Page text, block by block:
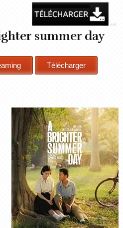
summer day